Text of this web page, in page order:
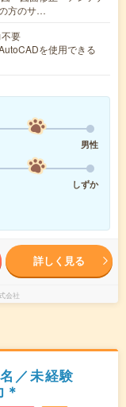
方のサ…
要
を使用できる
男性
しずか
詳しく見る
会社
／未経験